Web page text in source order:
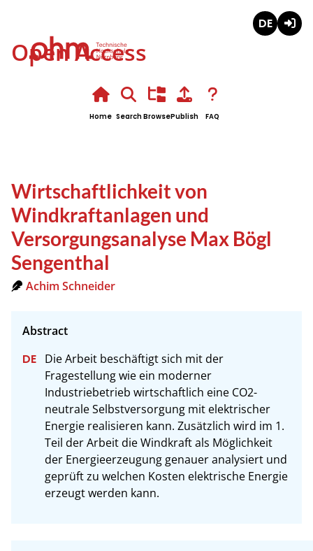
Open Access
Home SearchBrowsePublish FAQ
Wirtschaftlichkeit von
Windkraftanlagen und
Versorgungsanalyse Max Bögl
Sengenthal
Achim Schneider
Die Arbeit beschäftigt sich mit der
Fragestellung wie ein moderner
Industriebetrieb wirtschaftlich eine CO2-
neutrale Selbstversorgung mit elektrischer
Energie realisieren kann. Zusätzlich wird im 1.
Teil der Arbeit die Windkraft als Möglichkeit
der Energieerzeugung genauer analysiert und
geprüft zu welchen Kosten elektrische Energie
erzeugt werden kann.